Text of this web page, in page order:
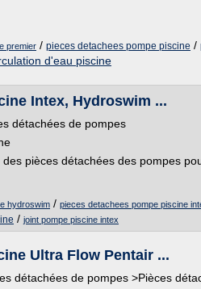
premier / pieces detachees pompe piscine /
d'eau piscine
Intex, Hydroswim ...
détachées de pompes
pièces détachées des pompes
hydroswim / pieces detachees pompe piscine
/ joint pompe piscine intex
Ultra Flow Pentair ...
détachées de pompes >Pièces